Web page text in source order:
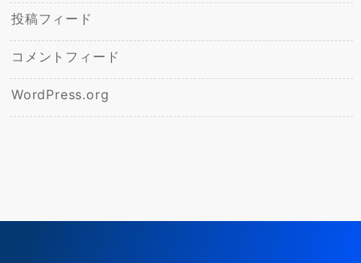
投稿フィード
コメントフィード
WordPress.org